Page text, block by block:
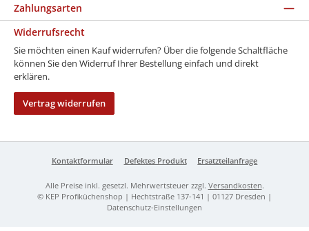
Zahlungsarten
Widerrufsrecht
Sie möchten einen Kauf widerrufen? Über die folgende Schaltfläche
können Sie den Widerruf Ihrer Bestellung einfach und direkt
erklären.
Vertrag widerrufen
Kontaktformular Defektes Produkt Ersatzteilanfrage
Alle Preise inkl. gesetzl. Mehrwertsteuer zzgl. Versandkosten.
© KEP Profiküchenshop | Hechtstraße 137-141 | 01127 Dresden |
Datenschutz-Einstellungen